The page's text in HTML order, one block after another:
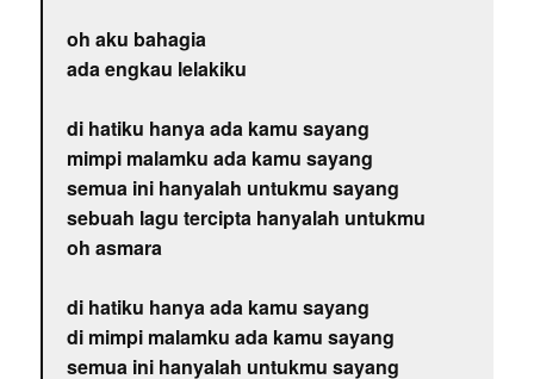
oh aku bahagia
ada engkau lelakiku
di hatiku hanya ada kamu sayang
mimpi malamku ada kamu sayang
semua ini hanyalah untukmu sayang
sebuah lagu tercipta hanyalah untukmu
oh asmara
di hatiku hanya ada kamu sayang
di mimpi malamku ada kamu sayang
semua ini hanyalah untukmu sayang